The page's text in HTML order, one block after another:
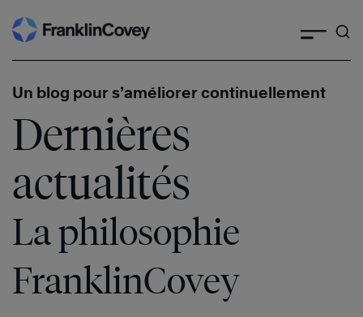
Skip
to
Un blog pour s’améliorer continuellement
Dernières
actualités
La philosophie
FranklinCovey